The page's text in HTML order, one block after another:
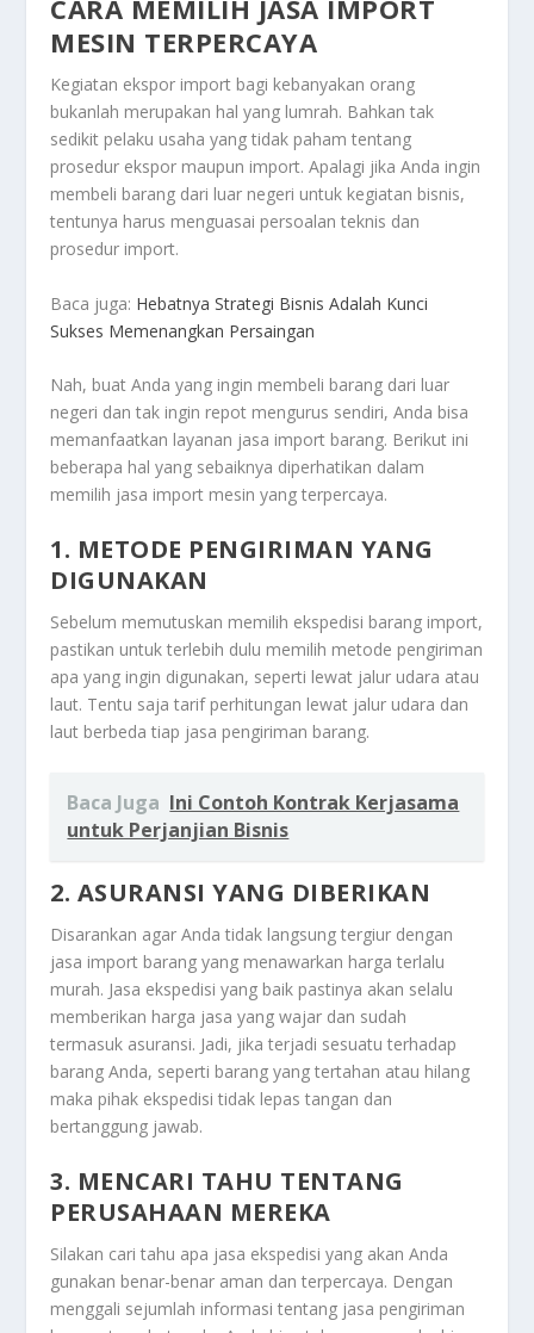
CARA MEMILIH JASA IMPORT
MESIN TERPERCAYA
Kegiatan ekspor import bagi kebanyakan orang
bukanlah merupakan hal yang lumrah. Bahkan tak
sedikit pelaku usaha yang tidak paham tentang
prosedur ekspor maupun import. Apalagi jika Anda ingin
membeli barang dari luar negeri untuk kegiatan bisnis,
tentunya harus menguasai persoalan teknis dan
prosedur import.
Baca juga: Hebatnya Strategi Bisnis Adalah Kunci
Sukses Memenangkan Persaingan
Nah, buat Anda yang ingin membeli barang dari luar
negeri dan tak ingin repot mengurus sendiri, Anda bisa
memanfaatkan layanan jasa import barang. Berikut ini
beberapa hal yang sebaiknya diperhatikan dalam
memilih jasa import mesin yang terpercaya.
1. METODE PENGIRIMAN YANG
DIGUNAKAN
Sebelum memutuskan memilih ekspedisi barang import,
pastikan untuk terlebih dulu memilih metode pengiriman
apa yang ingin digunakan, seperti lewat jalur udara atau
laut. Tentu saja tarif perhitungan lewat jalur udara dan
laut berbeda tiap jasa pengiriman barang.
Baca Juga Ini Contoh Kontrak Kerjasama
untuk Perjanjian Bisnis
2. ASURANSI YANG DIBERIKAN
Disarankan agar Anda tidak langsung tergiur dengan
jasa import barang yang menawarkan harga terlalu
murah. Jasa ekspedisi yang baik pastinya akan selalu
memberikan harga jasa yang wajar dan sudah
termasuk asuransi. Jadi, jika terjadi sesuatu terhadap
barang Anda, seperti barang yang tertahan atau hilang
maka pihak ekspedisi tidak lepas tangan dan
bertanggung jawab.
3. MENCARI TAHU TENTANG
PERUSAHAAN MEREKA
Silakan cari tahu apa jasa ekspedisi yang akan Anda
gunakan benar-benar aman dan terpercaya. Dengan
menggali sejumlah informasi tentang jasa pengiriman